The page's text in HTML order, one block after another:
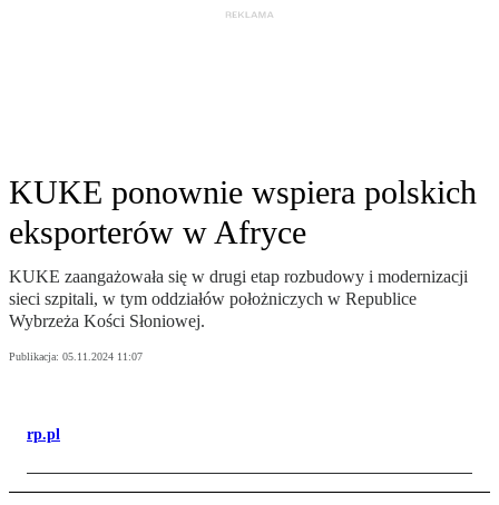
KUKE ponownie wspiera polskich
eksporterów w Afryce
KUKE zaangażowała się w drugi etap rozbudowy i modernizacji
sieci szpitali, w tym oddziałów położniczych w Republice
Wybrzeża Kości Słoniowej.
Publikacja: 05.11.2024 11:07
rp.pl